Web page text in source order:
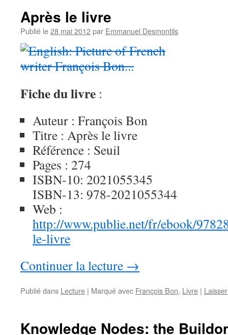
Après le livre
Publié le28 mai 2012par Emmanuel Desmontils
Fiche du livre :
Auteur : François Bon
Titre : Après le livre
Référence : Seuil
Pages : 274
ISBN-10: 2021055345
ISBN-13: 978-2021055344
Web :
http://www.publie.net/fr/ebook/
le-livre
Continuer la lecture →
Publié dans Lecture | Marqué avec François Bon, Livre |
Knowledge Nodes: the